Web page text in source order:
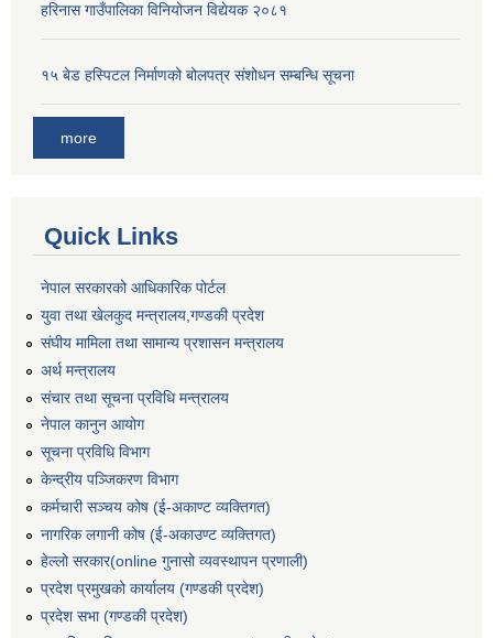
हरिनास गाउँपालिका विनियोजन विद्येयक २०८१
१५ बेड हस्पिटल निर्माणको बोलपत्र संशोधन सम्बन्धि सूचना
more
Quick Links
नेपाल सरकारको आधिकारिक पोर्टल
युवा तथा खेलकुद मन्त्रालय,गण्डकी प्रदेश
संघीय मामिला तथा सामान्य प्रशासन मन्त्रालय
अर्थ मन्त्रालय
संचार तथा सूचना प्रविधि मन्त्रालय
नेपाल कानुन आयोग
सूचना प्रविधि विभाग
केन्द्रीय पञ्जिकरण विभाग
कर्मचारी सञ्‍चय कोष (ई‍-अकाण्ट व्यक्तिगत)
नागरिक लगानी कोष (ई-अकाउण्ट व्यक्तिगत)
हेल्लो सरकार(online गुनासो व्यवस्थापन प्रणाली)
प्रदेश प्रमुखको कार्यालय (गण्डकी प्रदेश)
प्रदेश सभा (गण्डकी प्रदेश)